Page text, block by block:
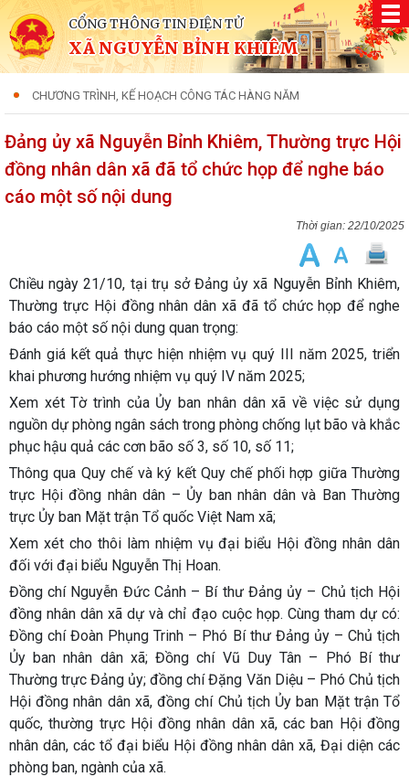
CỔNG THÔNG TIN ĐIỆN TỬ
XÃ NGUYỄN BỈNH KHIÊM
CHƯƠNG TRÌNH, KẾ HOẠCH CÔNG TÁC HÀNG NĂM
Đảng ủy xã Nguyễn Bỉnh Khiêm, Thường trực Hội
đồng nhân dân xã đã tổ chức họp để nghe báo
cáo một số nội dung
22/10/2025
Chiều ngày 21/10, tại trụ sở Đảng ủy xã Nguyễn Bỉnh Khiêm,
Thường trực Hội đồng nhân dân xã đã tổ chức họp để nghe
báo cáo một số nội dung quan trọng:
Đánh giá kết quả thực hiện nhiệm vụ quý III năm 2025, triển
khai phương hướng nhiệm vụ quý IV năm 2025;
Xem xét Tờ trình của Ủy ban nhân dân xã về việc sử dụng
nguồn dự phòng ngân sách trong phòng chống lụt bão và khắc
phục hậu quả các cơn bão số 3, số 10, số 11;
Thông qua Quy chế và ký kết Quy chế phối hợp giữa Thường
trực Hội đồng nhân dân – Ủy ban nhân dân và Ban Thường
trực Ủy ban Mặt trận Tổ quốc Việt Nam xã;
Xem xét cho thôi làm nhiệm vụ đại biểu Hội đồng nhân dân
đối với đại biểu Nguyễn Thị Hoan.
Đồng chí Nguyễn Đức Cảnh – Bí thư Đảng ủy – Chủ tịch Hội
đồng nhân dân xã dự và chỉ đạo cuộc họp. Cùng tham dự có:
Đồng chí Đoàn Phụng Trinh – Phó Bí thư Đảng ủy – Chủ tịch
Ủy ban nhân dân xã; Đồng chí Vũ Duy Tân – Phó Bí thư
Thường trực Đảng ủy; đồng chí Đặng Văn Diệu – Phó Chủ tịch
Hội đồng nhân dân xã, đồng chí Chủ tịch Ủy ban Mặt trận Tổ
quốc, thường trực Hội đồng nhân dân xã, các ban Hội đồng
nhân dân, các tổ đại biểu Hội đồng nhân dân xã, Đại diện các
phòng ban, ngành của xã.